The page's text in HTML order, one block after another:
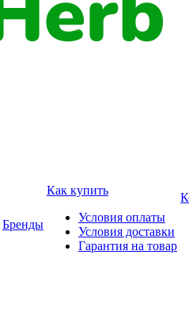
Бренды
Как купить
Условия оплаты
Условия доставки
Гарантия на товар